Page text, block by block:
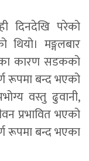
दिनदेखि परेको
मङ्गलबार
कारण सडकको
रूपमा बन्द भएको
वस्तु ढुवानी,
प्रभावित भएको
रूपमा बन्द भएका